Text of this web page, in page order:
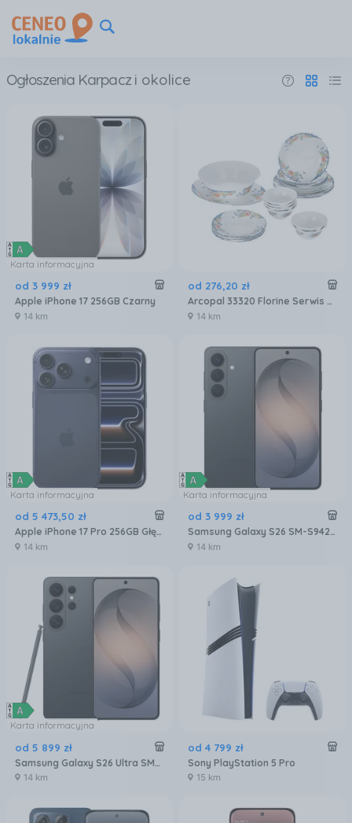
Ogłoszenia Karpacz i okolice
Karta informacyjna
od 3 999 zł
Apple iPhone 17 256GB Czarny
14 km
od 276,20 zł
Arcopal 33320 Florine Serwis Zestaw Obiadowy 26EL
14 km
Karta informacyjna
od 5 473,50 zł
Apple iPhone 17 Pro 256GB Głębinowy błękit
14 km
Karta informacyjna
od 3 999 zł
Samsung Galaxy S26 SM-S942 12/256GB Czarny
14 km
Karta informacyjna
od 5 899 zł
Samsung Galaxy S26 Ultra SM-S948 5G 12/256GB Czarny
14 km
od 4 799 zł
Sony PlayStation 5 Pro
15 km